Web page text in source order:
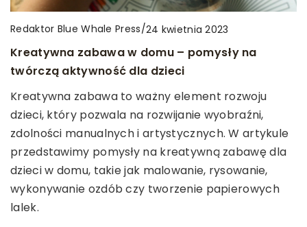
Redaktor Blue Whale Press/8 września 2025
Jak zdrowe przekąski mogą wspierać rozwój
dziecka?
Odkryj, jakie zdrowe przekąski mogą przyczynić się
do prawidłowego rozwoju Twojego dziecka,
wspierając jego zdrowie fizyczne i umysłowe w
codziennym życiu.
Redaktor Blue Whale Press/24 kwietnia 2023
Kreatywna zabawa w domu – pomysły na
twórczą aktywność dla dzieci
Kreatywna zabawa to ważny element rozwoju
dzieci, który pozwala na rozwijanie wyobraźni,
zdolności manualnych i artystycznych. W artykule
przedstawimy pomysły na kreatywną zabawę dla
dzieci w domu, takie jak malowanie, rysowanie,
wykonywanie ozdób czy tworzenie papierowych
lalek.
Redaktor Blue Whale Press/5 lipca 2023
Co zapewnia dokumentacja HACCP?
Dokumentacja HACCP — kluczowa dla branży
spożywczej. Zapewnia bezpieczeństwo żywności i
skuteczną kontrolę procesów produkcyjnych.